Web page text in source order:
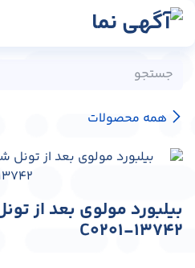
پرش به محتوا
همه محصولات
C0201-13742